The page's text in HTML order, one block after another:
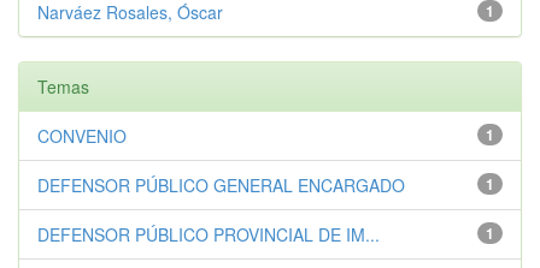
1
Narváez Rosales, Óscar
Temas
1
CONVENIO
1
DEFENSOR PÚBLICO GENERAL ENCARGADO
1
DEFENSOR PÚBLICO PROVINCIAL DE IM...